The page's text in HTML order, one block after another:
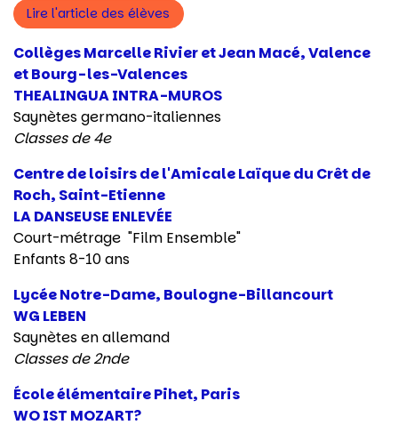
Lire l'article des élèves
Collèges Marcelle Rivier et Jean Macé, Valence
et Bourg-les-Valences
THEALINGUA INTRA-MUROS
Saynètes germano-italiennes
Classes de 4e
Centre de loisirs de l'Amicale Laïque du Crêt de
Roch, Saint-Etienne
LA DANSEUSE ENLEVÉE
Court-métrage "Film Ensemble"
Enfants 8-10 ans
Lycée Notre-Dame, Boulogne-Billancourt
WG LEBEN
Saynètes en allemand
Classes de 2nde
École élémentaire Pihet, Paris
WO IST MOZART?